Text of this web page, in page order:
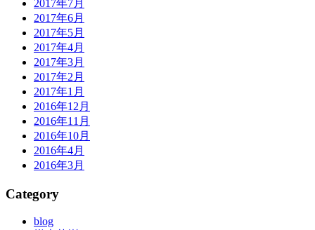
2017年7月
2017年6月
2017年5月
2017年4月
2017年3月
2017年2月
2017年1月
2016年12月
2016年11月
2016年10月
2016年4月
2016年3月
Category
blog